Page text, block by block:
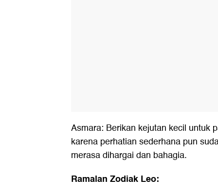
Asmara: Berikan kejutan kecil untuk
karena perhatian sederhana pun
merasa dihargai dan bahagia.
Ramalan Zodiak Leo: